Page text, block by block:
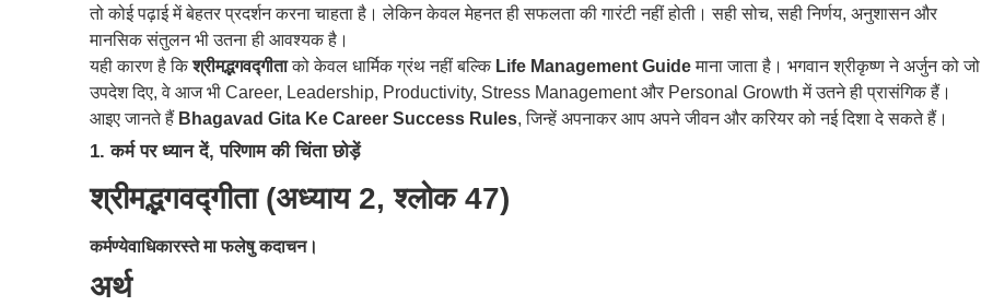
तो कोई पढ़ाई में बेहतर प्रदर्शन करना चाहता है। लेकिन केवल मेहनत ही सफलता की गारंटी नहीं होती। सही सोच, सही निर्णय, अनुशासन और
मानसिक संतुलन भी उतना ही आवश्यक है।
यही कारण है किश्रीमद्भगवद्गीताको केवल धार्मिक ग्रंथ नहीं बल्कि Life Management Guideमाना जाता है। भगवान श्रीकृष्ण ने अर्जुन को जो
उपदेश दिए, वे आज भी Career, Leadership, Productivity, Stress Management और Personal Growth में उतने ही प्रासंगिक हैं।
आइए जानते हैं Bhagavad Gita Ke Career Success Rules, जिन्हें अपनाकर आप अपने जीवन और करियर को नई दिशा दे सकते हैं।
1. कर्म पर ध्यान दें, परिणाम की चिंता छोड़ें
श्रीमद्भगवद्गीता (अध्याय 2, श्लोक 47)
कर्मण्येवाधिकारस्ते मा फलेषु कदाचन।
अर्थ